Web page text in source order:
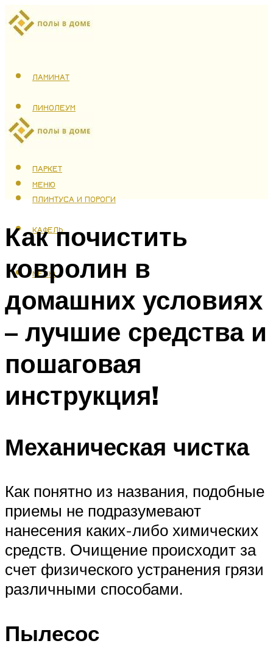
ЛАМИНАТ
ЛИНОЛЕУМ
ТЕПЛЫЙ ПОЛ
ПАРКЕТ
ПЛИНТУСА И ПОРОГИ
КАФЕЛЬ
МЕНЮ
МЕНЮ
Как почистить
ковролин в
домашних условиях
– лучшие средства и
пошаговая
инструкция!
Механическая чистка
Как понятно из названия, подобные
приемы не подразумевают
нанесения каких-либо химических
средств. Очищение происходит за
счет физического устранения грязи
различными способами.
Пылесос